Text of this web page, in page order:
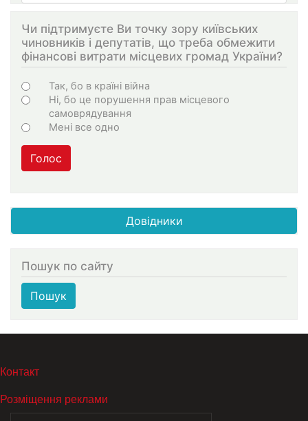
Чи підтримуєте Ви точку зору київських
чиновників і депутатів, що треба обмежити
фінансові витрати місцевих громад України?
Варіанти
Так, бо в країні війна
Ні, бо це порушення прав місцевого
самоврядування
Мені все одно
Голос
Довідники
Пошук по сайту
Пошук
МЕНЮ В ПОДВАЛЕ
Контакт
Розміщення реклами